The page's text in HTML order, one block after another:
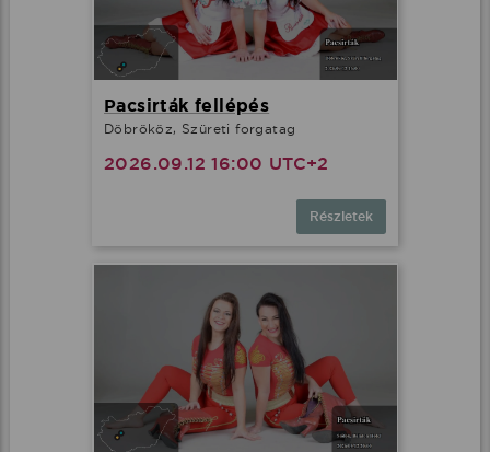
Pacsirták fellépés
Döbrököz, Szüreti forgatag
2026.09.12 16:00 UTC+2
Részletek